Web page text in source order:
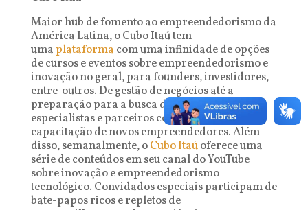
Maior hub de fomento ao empreendedorismo da
América Latina, o Cubo Itaú tem
umaplataforma com uma infinidade de opções
de cursos e eventos sobre empreendedorismo e
inovação no geral, para founders, investidores,
entre outros. De gestão de negócios até a
preparação para a busca de investimentos,
especialistas e parceiros contribuem com a
capacitação de novos empreendedores. Além
disso, semanalmente, oCubo Itaúoferece uma
série de conteúdos em seu canal do YouTube
sobre inovação e empreendedorismo
tecnológico. Convidados especiais participam de
bate-papos ricos e repletos de